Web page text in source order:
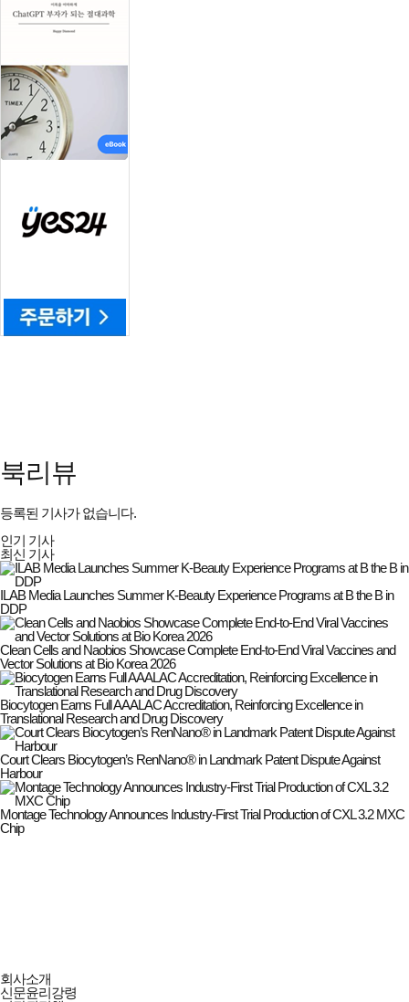
북리뷰
등록된 기사가 없습니다.
인기 기사
최신 기사
ILAB Media Launches Summer K-Beauty Experience Programs at B the B in
DDP
Clean Cells and Naobios Showcase Complete End-to-End Viral Vaccines and
Vector Solutions at Bio Korea 2026
Biocytogen Earns Full AAALAC Accreditation, Reinforcing Excellence in
Translational Research and Drug Discovery
Court Clears Biocytogen’s RenNano® in Landmark Patent Dispute Against
Harbour
Montage Technology Announces Industry-First Trial Production of CXL 3.2 MXC
Chip
데일리리치앤드럭키
회사소개
회사소개
신문윤리강령